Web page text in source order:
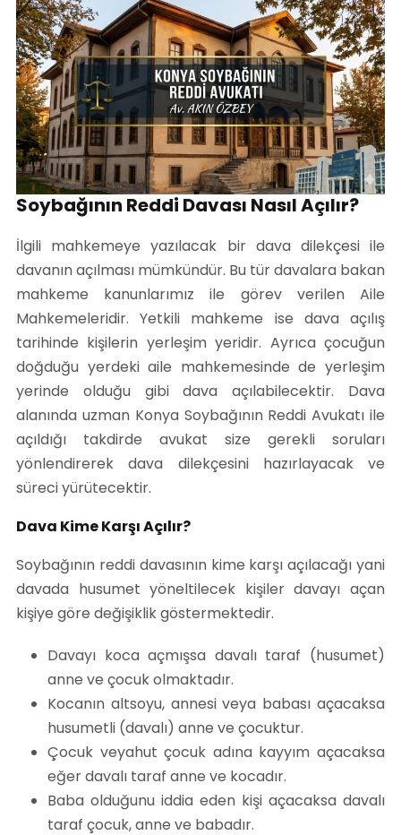
Soybağının Reddi Davası Nasıl Açılır?
İlgili mahkemeye yazılacak bir dava dilekçesi ile
davanın açılması mümkündür. Bu tür davalara bakan
mahkeme kanunlarımız ile görev verilen Aile
Mahkemeleridir. Yetkili mahkeme ise dava açılış
tarihinde kişilerin yerleşim yeridir. Ayrıca çocuğun
doğduğu yerdeki aile mahkemesinde de yerleşim
yerinde olduğu gibi dava açılabilecektir. Dava
alanında uzman Konya Soybağının Reddi Avukatı ile
açıldığı takdirde avukat size gerekli soruları
yönlendirerek dava dilekçesini hazırlayacak ve
süreci yürütecektir.
Dava Kime Karşı Açılır?
Soybağının reddi davasının kime karşı açılacağı yani
davada husumet yöneltilecek kişiler davayı açan
kişiye göre değişiklik göstermektedir.
Davayı koca açmışsa davalı taraf (husumet)
anne ve çocuk olmaktadır.
Kocanın altsoyu, annesi veya babası açacaksa
husumetli (davalı) anne ve çocuktur.
Çocuk veyahut çocuk adına kayyım açacaksa
eğer davalı taraf anne ve kocadır.
Baba olduğunu iddia eden kişi açacaksa davalı
taraf çocuk, anne ve babadır.